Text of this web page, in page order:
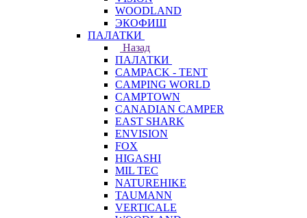
WOODLAND
ЭКОФИШ
ПАЛАТКИ
Назад
ПАЛАТКИ
CAMPACK - TENT
CAMPING WORLD
CAMPTOWN
CANADIAN CAMPER
EAST SHARK
ENVISION
FOX
HIGASHI
MIL TEC
NATUREHIKE
TAUMANN
VERTICALE